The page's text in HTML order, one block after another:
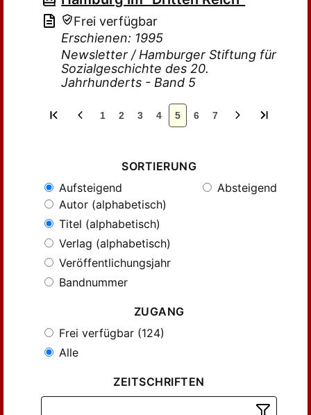
Frei verfügbar
Erschienen: 1995
Newsletter / Hamburger Stiftung für
Sozialgeschichte des 20.
Jahrhunderts - Band 5
1 2 3 4 5 6 7
SORTIERUNG
Aufsteigend
Absteigend
Autor (alphabetisch)
Titel (alphabetisch)
Verlag (alphabetisch)
Veröffentlichungsjahr
Bandnummer
ZUGANG
Frei verfügbar (124)
Alle
ZEITSCHRIFTEN